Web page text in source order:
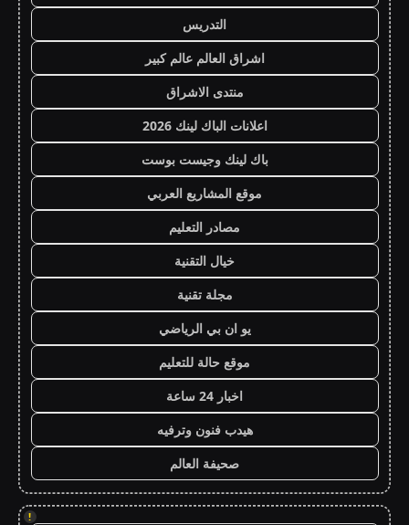
التدريس
اشراق العالم عالم كبير
منتدى الاشراق
اعلانات الباك لينك 2026
باك لينك وجيست بوست
موقع المشاريع العربي
مصادر التعليم
خيال التقنية
مجلة تقنية
يو ان بي الرياضي
موقع حالة للتعليم
اخبار 24 ساعة
هيدب فنون وترفيه
صحيفة العالم
!